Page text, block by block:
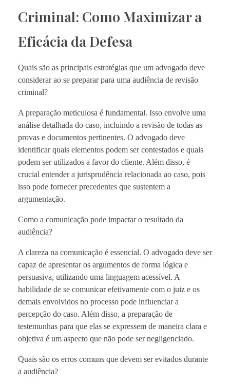
Criminal: Como Maximizar a
Eficácia da Defesa
Quais são as principais estratégias que um advogado deve
considerar ao se preparar para uma audiência de revisão
criminal?
A preparação meticulosa é fundamental. Isso envolve uma
análise detalhada do caso, incluindo a revisão de todas as
provas e documentos pertinentes. O advogado deve
identificar quais elementos podem ser contestados e quais
podem ser utilizados a favor do cliente. Além disso, é
crucial entender a jurisprudência relacionada ao caso, pois
isso pode fornecer precedentes que sustentem a
argumentação.
Como a comunicação pode impactar o resultado da
audiência?
A clareza na comunicação é essencial. O advogado deve ser
capaz de apresentar os argumentos de forma lógica e
persuasiva, utilizando uma linguagem acessível. A
habilidade de se comunicar efetivamente com o juiz e os
demais envolvidos no processo pode influenciar a
percepção do caso. Além disso, a preparação de
testemunhas para que elas se expressem de maneira clara e
objetiva é um aspecto que não pode ser negligenciado.
Quais são os erros comuns que devem ser evitados durante
a audiência?